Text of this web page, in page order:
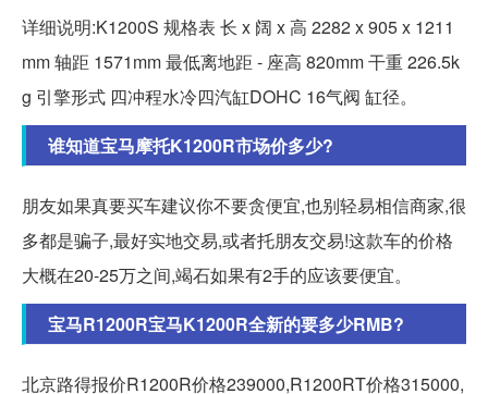
详细说明:K1200S 规格表 长 x 阔 x 高 2282 x 905 x 1211
mm 轴距 1571mm 最低离地距 - 座高 820mm 干重 226.5k
g 引擎形式 四冲程水冷四汽缸DOHC 16气阀 缸径。
谁知道宝马摩托K1200R市场价多少?
朋友如果真要买车建议你不要贪便宜,也别轻易相信商家,很
多都是骗子,最好实地交易,或者托朋友交易!这款车的价格
大概在20-25万之间,竭石如果有2手的应该要便宜。
宝马R1200R宝马K1200R全新的要多少RMB?
北京路得报价R1200R价格239000,R1200RT价格315000,